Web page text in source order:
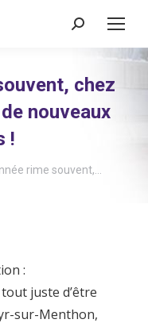
Recherche
chez
nouveaux
!
rime souvent,…
:
tout juste d’être
sur-Menthon,